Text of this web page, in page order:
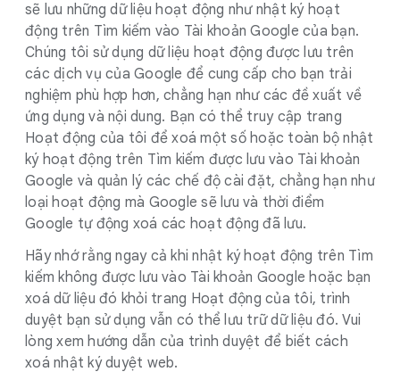
sẽ lưu những dữ liệu hoạt động như nhật ký hoạt
động trên Tìm kiếm vào Tài khoản Google của bạn.
Chúng tôi sử dụng dữ liệu hoạt động được lưu trên
các dịch vụ của Google để cung cấp cho bạn trải
nghiệm phù hợp hơn, chẳng hạn như các đề xuất về
ứng dụng và nội dung. Bạn có thể truy cập trang
Hoạt động của tôi để xoá một số hoặc toàn bộ nhật
ký hoạt động trên Tìm kiếm được lưu vào Tài khoản
Google và quản lý các chế độ cài đặt, chẳng hạn như
loại hoạt động mà Google sẽ lưu và thời điểm
Google tự động xoá các hoạt động đã lưu.
Hãy nhớ rằng ngay cả khi nhật ký hoạt động trên Tìm
kiếm không được lưu vào Tài khoản Google hoặc bạn
xoá dữ liệu đó khỏi trang Hoạt động của tôi, trình
duyệt bạn sử dụng vẫn có thể lưu trữ dữ liệu đó. Vui
lòng xem hướng dẫn của trình duyệt để biết cách
xoá nhật ký duyệt web.